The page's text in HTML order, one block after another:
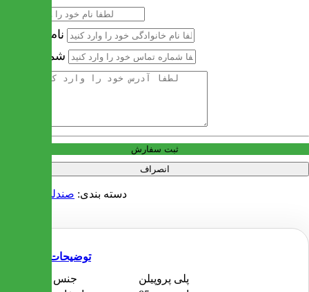
نام خانوادگی
شماره تماس
ثبت سفارش
انصراف
دسته بندی: صندلی آشپزخانه
توضیحات
جنس پایه ها
پلی پروپیلن